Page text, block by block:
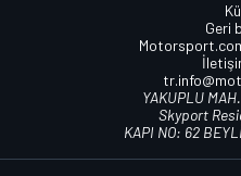
Geri
YAKUPLU
Skyport
KAPI NO: 62